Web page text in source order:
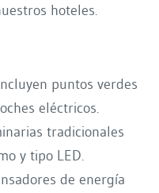
hoteles.
puntos verdes
eléctricos.
tradicionales
y tipo LED.
de energía